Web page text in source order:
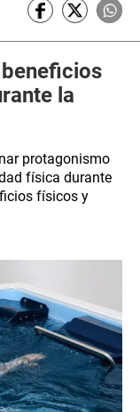
la
protagonismo
física durante
físicos y